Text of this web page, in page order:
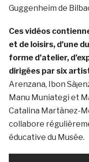
Guggenheim de
Ces vidéos
et de loisirs, d’une
forme d’atelier,
dirigées par six
Arenzana, Ibon
Manu Muniategi et
Catalina Martà­nez-
collabore
éducative du Musée.